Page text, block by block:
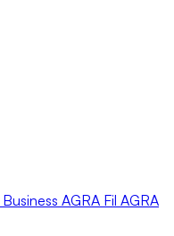
Business AGRA Fil AGRA